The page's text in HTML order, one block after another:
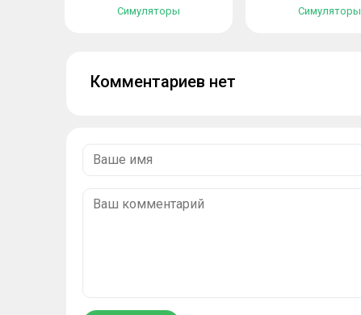
Симуляторы
Симуляторы
Комментариев нет